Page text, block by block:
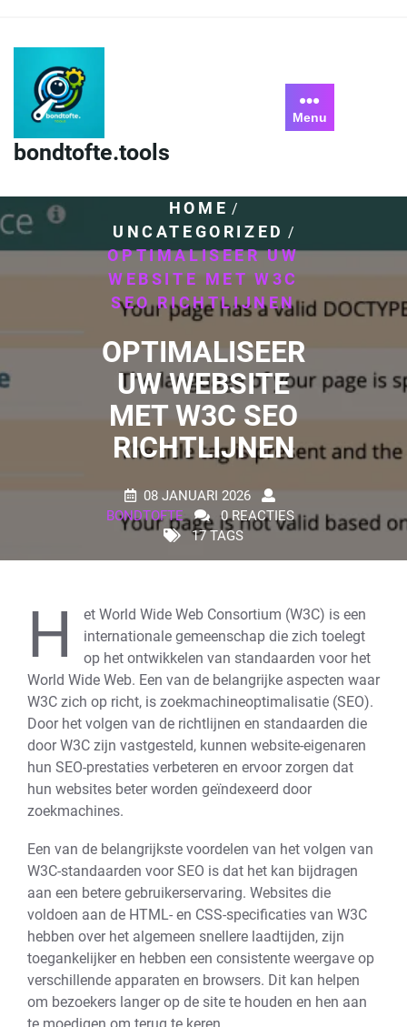
content
bondtofte.tools
Menu
HOME /
UNCATEGORIZED /
OPTIMALISEER UW
WEBSITE MET W3C
SEO RICHTLIJNEN
OPTIMALISEER
UW WEBSITE
MET W3C SEO
RICHTLIJNEN
08 JANUARI 2026
BONDTOFTE
0 REACTIES
17 TAGS
H
et World Wide Web Consortium (W3C) is een
internationale gemeenschap die zich toelegt
op het ontwikkelen van standaarden voor het
World Wide Web. Een van de belangrijke aspecten waar
W3C zich op richt, is zoekmachineoptimalisatie (SEO).
Door het volgen van de richtlijnen en standaarden die
door W3C zijn vastgesteld, kunnen website-eigenaren
hun SEO-prestaties verbeteren en ervoor zorgen dat
hun websites beter worden geïndexeerd door
zoekmachines.
Een van de belangrijkste voordelen van het volgen van
W3C-standaarden voor SEO is dat het kan bijdragen
aan een betere gebruikerservaring. Websites die
voldoen aan de HTML- en CSS-specificaties van W3C
hebben over het algemeen snellere laadtijden, zijn
toegankelijker en hebben een consistente weergave op
verschillende apparaten en browsers. Dit kan helpen
om bezoekers langer op de site te houden en hen aan